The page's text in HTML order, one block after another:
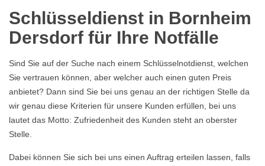
Schlüsseldienst in Bornheim
Dersdorf für Ihre Notfälle
Sind Sie auf der Suche nach einem Schlüsselnotdienst, welchen
Sie vertrauen können, aber welcher auch einen guten Preis
anbietet? Dann sind Sie bei uns genau an der richtigen Stelle da
wir genau diese Kriterien für unsere Kunden erfüllen, bei uns
lautet das Motto: Zufriedenheit des Kunden steht an oberster
Stelle.
Dabei können Sie sich bei uns einen Auftrag erteilen lassen, falls